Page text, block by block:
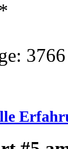
3766